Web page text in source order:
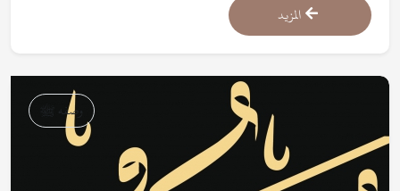
المزيد
وصفه ﷺ